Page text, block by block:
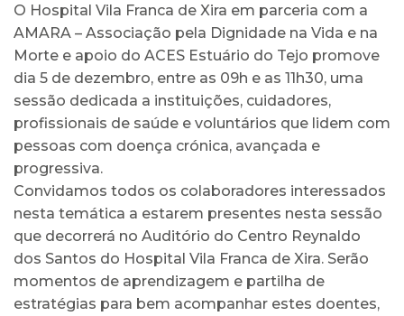
O Hospital Vila Franca de Xira em parceria com a
AMARA – Associação pela Dignidade na Vida e na
Morte e apoio do ACES Estuário do Tejo promove
dia 5 de dezembro, entre as 09h e as 11h30, uma
sessão dedicada a instituições, cuidadores,
profissionais de saúde e voluntários que lidem com
pessoas com doença crónica, avançada e
progressiva.
Convidamos todos os colaboradores interessados
nesta temática a estarem presentes nesta sessão
que decorrerá no Auditório do Centro Reynaldo
dos Santos do Hospital Vila Franca de Xira. Serão
momentos de aprendizagem e partilha de
estratégias para bem acompanhar estes doentes,